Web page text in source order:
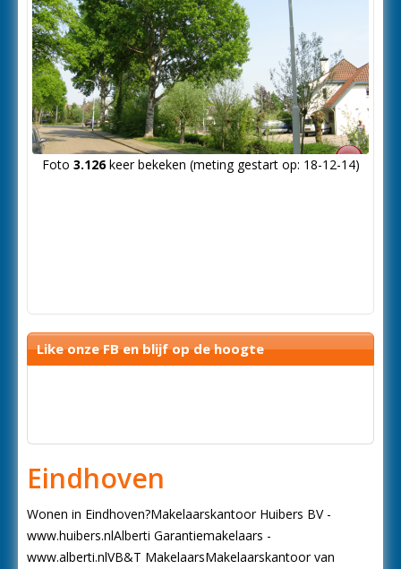
Foto 3.126keer bekeken (meting gestart op: 18-12-14)
Like onze FB en blijf op de hoogte
Eindhoven
Wonen in Eindhoven?Makelaarskantoor Huibers BV -
www.huibers.nlAlberti Garantiemakelaars -
www.alberti.nlVB&T MakelaarsMakelaarskantoor van